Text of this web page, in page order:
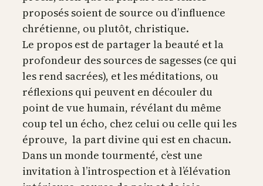
proposés soient de source ou d’influence
chrétienne, ou plutôt, christique.
Le propos est de partager la beauté et la
profondeur des sources de sagesses (ce qui
les rend sacrées), et les méditations, ou
réflexions qui peuvent en découler du
point de vue humain, révélant du même
coup tel un écho, chez celui ou celle qui les
éprouve, la part divine qui est en chacun.
Dans un monde tourmenté, c’est une
invitation à l’introspection et à l’élévation